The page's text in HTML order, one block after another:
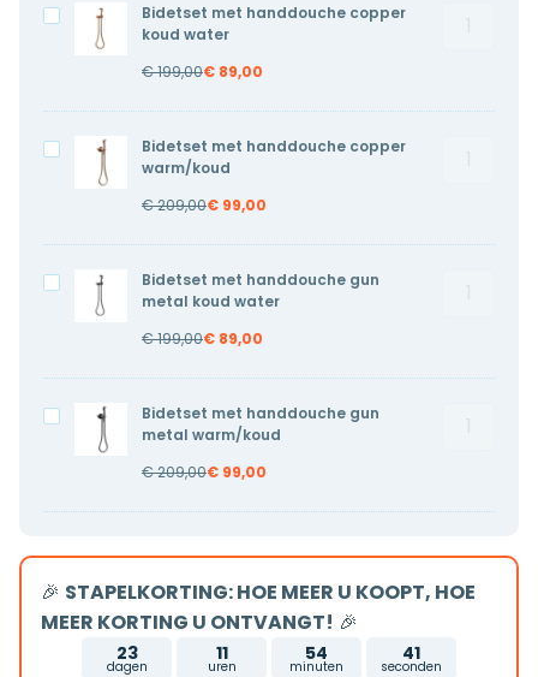
Bidetset
met
handdouche
copper
koud
water
Bidetset met handdouche copper
koud water
copper
€199,00€ 89,00
Bidetset
met
handdouche
copper
warm/koud
Bidetset met handdouche copper
warm/koud
copper
€209,00€ 99,00
Bidetset
met
handdouche
gun
metal
koud
Bidetset met handdouche gun
metal koud water
gun
€199,00€ 89,00
Bidetset
met
handdouche
gun
Bidetset met handdouche gun
metal warm/koud
gun
warm/
aantal
€209,00€ 99,00
🎉 STAPELKORTING: HOE MEER U KOOPT, HOE
MEER KORTING U ONTVANGT! 🎉
23
dagen
11
uren
54
minuten
40
seconden